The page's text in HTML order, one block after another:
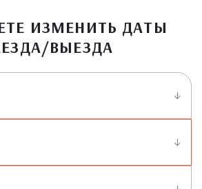
ИЗМЕНИТЬ ДАТЫ
ВЫЕЗДА